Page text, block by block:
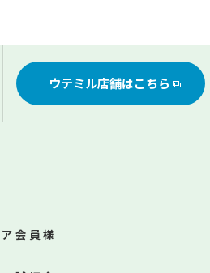
ウテミル店舗はこちら
会員様